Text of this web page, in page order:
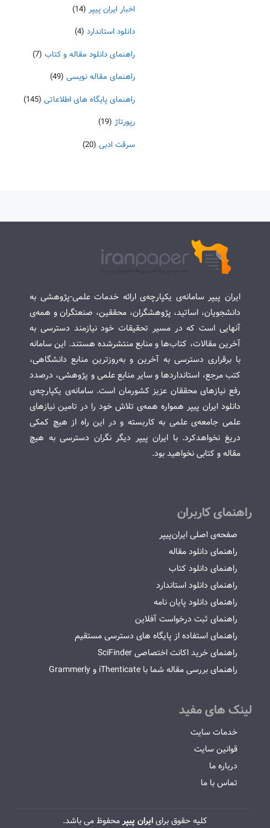
اخبار ایران پیپر (14)
دانلود استاندارد (4)
راهنمای دانلود مقاله و کتاب (7)
راهنمای مقاله نویسی (49)
راهنمای پایگاه های اطلاعاتی (145)
رپورتاژ (19)
سرقت ادبی (20)
ایران پیپر سامانه‌ی یکپارچه‌ی ارائه خدمات علمی-پژوهشی به
دانشجویان، اساتید، پژوهشگران، محققین، صنعتگران و همه‌ی
آنهایی است که در مسیر تحقیقات خود نیازمند دسترسی به
آخرین مقالات، کتاب‌ها و منابع منتشرشده هستند. این سامانه
با برقراری دسترسی به آخرین و به‌روزترین منابع دانشگاهی،
کتب مرجع، استانداردها و سایر منابع علمی و پژوهشی، درصدد
رفع نیازهای محققان عزیز کشورمان است. سامانه‌ی یکپارچه‌ی
دانلود ایران پیپر همواره همه‌ی تلاش خود را در تامین نیازهای
علمی جامعه‌ی علمی به کاربسته و در این راه از هیچ کمکی
دریغ نخواهدکرد. با ایران پیپر دیگر نگران دسترسی به هیچ
مقاله و کتابی نخواهید بود.
راهنمای کاربران
صفحه‌ی اصلی ایران‌پیپر
راهنمای دانلود مقاله
راهنمای دانلود کتاب
راهنمای دانلود استاندارد
راهنمای دانلود پایان نامه
راهنمای ثبت درخواست آفلاین
راهنمای استفاده از پایگاه های دسترسی مستقیم
راهنمای خرید اکانت اختصاصی SciFinder
راهنمای بررسی مقاله شما با iThenticate و Grammerly
لینک های مفید
خدمات سایت
قوانین سایت
درباره ما
تماس با ما
کلیه حقوق برایایران پیپرمحفوظ می باشد.